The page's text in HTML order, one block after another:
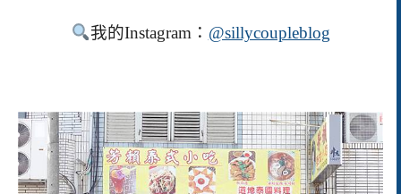
我的Instagram ： @sillycoupleblog